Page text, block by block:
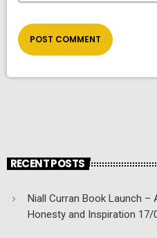
RECENT POSTS
Niall Curran Book Launch –
Honesty and Inspiration 17/